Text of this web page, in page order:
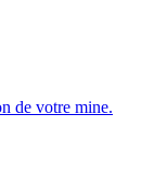
de votre mine.